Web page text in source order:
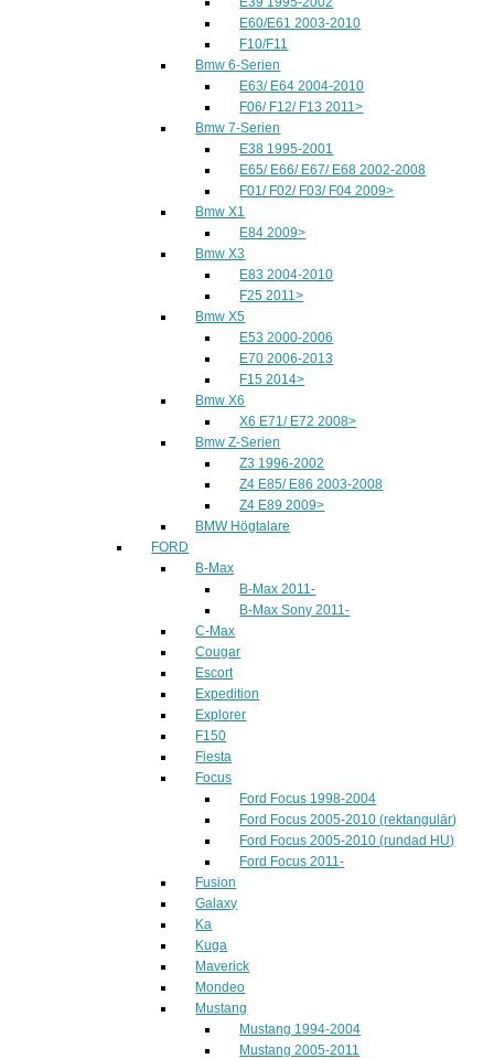
E60/E61 2003-2010
F10/F11
Bmw 6-Serien
E63/ E64 2004-2010
F06/ F12/ F13 2011>
Bmw 7-Serien
E38 1995-2001
E65/ E66/ E67/ E68 2002-2008
F01/ F02/ F03/ F04 2009>
Bmw X1
E84 2009>
Bmw X3
E83 2004-2010
F25 2011>
Bmw X5
E53 2000-2006
E70 2006-2013
F15 2014>
Bmw X6
X6 E71/ E72 2008>
Bmw Z-Serien
Z3 1996-2002
Z4 E85/ E86 2003-2008
Z4 E89 2009>
BMW Högtalare
FORD
B-Max
B-Max 2011-
B-Max Sony 2011-
C-Max
Cougar
Escort
Expedition
Explorer
F150
Fiesta
Focus
Ford Focus 1998-2004
Ford Focus 2005-2010 (rektangulär)
Ford Focus 2005-2010 (rundad HU)
Ford Focus 2011-
Fusion
Galaxy
Ka
Kuga
Maverick
Mondeo
Mustang
Mustang 1994-2004
Mustang 2005-2011